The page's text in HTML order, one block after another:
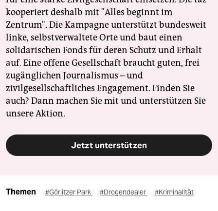
kooperiert deshalb mit "Alles beginnt im
Zentrum". Die Kampagne unterstützt bundesweit
linke, selbstverwaltete Orte und baut einen
solidarischen Fonds für deren Schutz und Erhalt
auf. Eine offene Gesellschaft braucht guten, frei
zugänglichen Journalismus – und
zivilgesellschaftliches Engagement. Finden Sie
auch? Dann machen Sie mit und unterstützen Sie
unsere Aktion.
Jetzt unterstützen
Themen #Görlitzer Park #Drogendealer #Kriminalität